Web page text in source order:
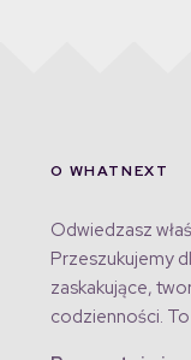
O WHATNEXT
Odwiedzasz
Przeszukujemy
zaskakujące,
codzienności.